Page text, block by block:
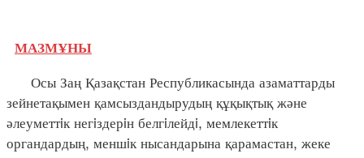
МАЗМҰНЫ
Осы Заң Қазақстан Республикасында азаматтарды
зейнетақымен қамсыздандырудың құқықтық және
әлеуметтiк негiздерiн белгiлейдi, мемлекеттiк
органдардың, меншiк нысандарына қарамастан, жеке